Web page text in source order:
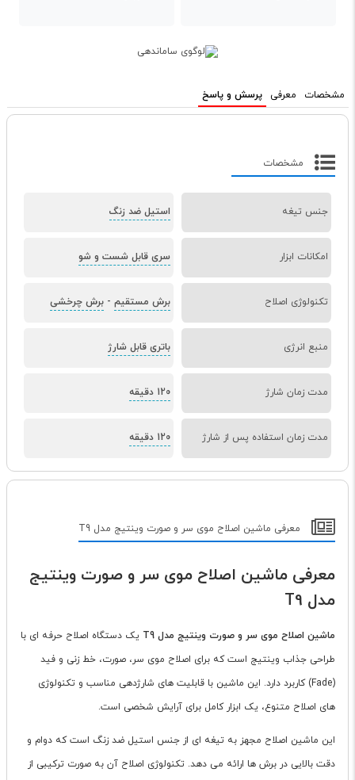
مشخصات معرفی پرسش و پاسخ
مشخصات
جنس تیغه استیل ضد زنگ
امکانات ابزار سری قابل شست و شو
تکنولوژی اصلاح برش مستقیم - برش چرخشی
منبع انرژی باتری قابل شارژ
مدت زمان شارژ 120 دقیقه
مدت زمان استفاده پس از شارژ 120 دقیقه
معرفی ماشین اصلاح موی سر و صورت وینتیج مدل T9
معرفی ماشین اصلاح موی سر و صورت وینتیج
مدل T9
ماشین اصلاح موی سر و صورت وینتیج مدل T9
یک دستگاه اصلاح حرفه ای با
طراحی جذاب وینتیج است که برای اصلاح موی سر، صورت، خط زنی و فید
(Fade) کاربرد دارد. این ماشین با قابلیت های شارژدهی مناسب و تکنولوژی
های اصلاح متنوع، یک ابزار کامل برای آرایش شخصی است.
این ماشین اصلاح مجهز به تیغه ای از جنس استیل ضد زنگ است که دوام و
دقت بالایی در برش ها ارائه می دهد. تکنولوژی اصلاح آن به صورت ترکیبی از